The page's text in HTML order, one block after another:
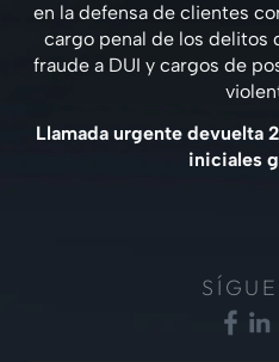
en la defensa de clientes
cargo penal de los delitos
fraude a DUI y cargos de
Llamada urgente devuelta
iniciales